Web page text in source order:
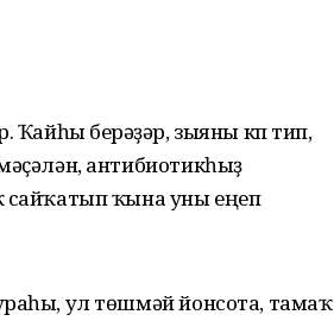
берәүҙәр, зыяны күп тип,
антибиотикһыҙ
сайҡатып ҡына уны еңеп
ул төшмәй йонсота, тамаҡ